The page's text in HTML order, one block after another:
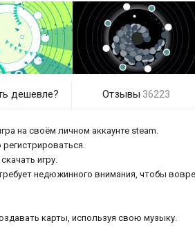
дешевле? Отзывы 36223
на своём личном аккаунте steam.
игру.
недюжинного внимания, чтобы
карты, используя свою музыку.